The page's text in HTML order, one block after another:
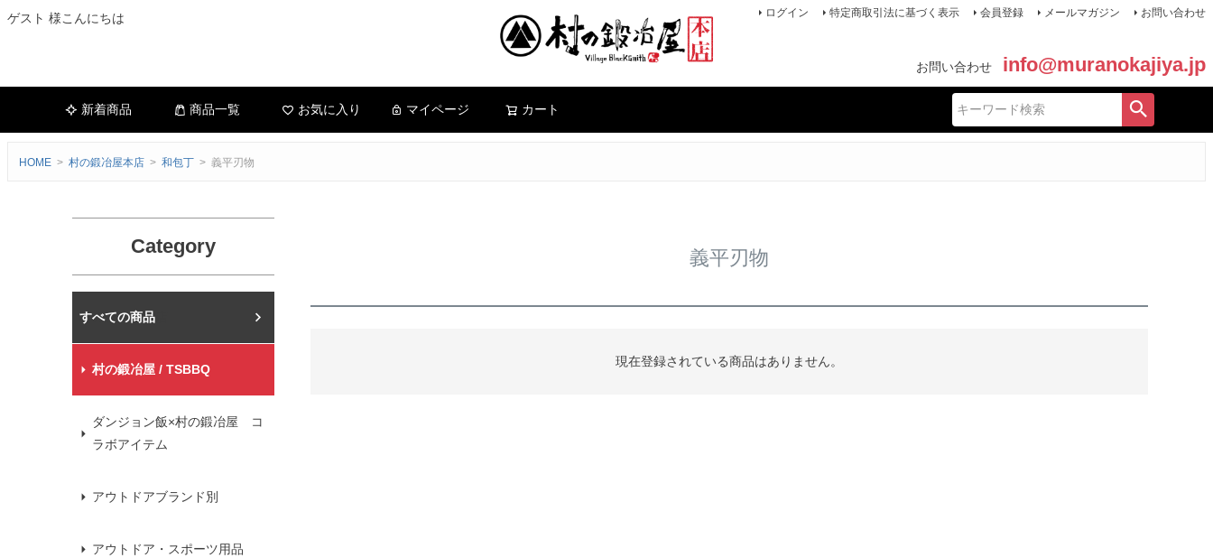
ゲスト 様こんにちは ログイン 特定商取引法に基づく表示 会員登録 メールマガジン お問い合わせ
お問い合わせ info@muranokajiya.jp
新着商品 商品一覧 お気に入り マイページ カート
HOME 村の鍛冶屋本店 和包丁 義平刃物
Category
村の鍛冶屋本店
村の鍛冶屋 / TSBBQ
ダンジョン飯×村の鍛冶屋 コ
ラボアイテム
アウトドアブランド別
アウトドア・スポーツ用品
義平刃物
現在登録されている商品はありません。